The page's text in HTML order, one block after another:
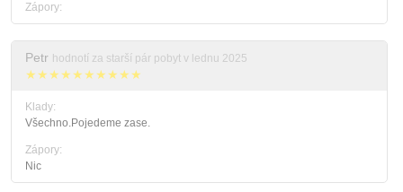
Zápory:
Petr hodnotí za starší pár pobyt v lednu 2025
★★★★★★★★★★
Klady:
Všechno.Pojedeme zase.
Zápory:
Nic